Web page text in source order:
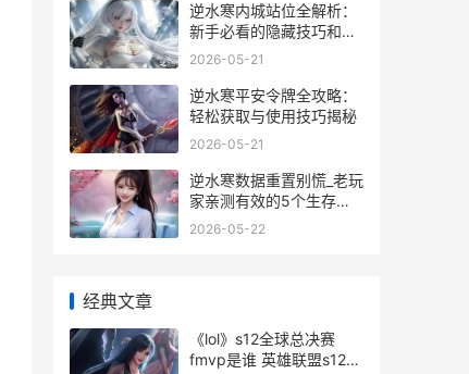
逆水寒内城站位全解析：
新手必看的隐藏技巧和实
战心得
2026-05-21
逆水寒平安令牌全攻略：
轻松获取与使用技巧揭秘
2026-05-21
逆水寒数据重置别慌_老玩
家亲测有效的5个生存指
南
2026-05-22
经典文章
《lol》s12全球总决赛
fmvp是谁 英雄联盟s12世